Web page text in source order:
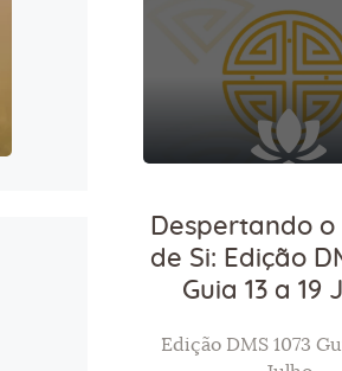
Despertando o
de Si: Edição
Guia 13 a 19
Edição DMS 1073